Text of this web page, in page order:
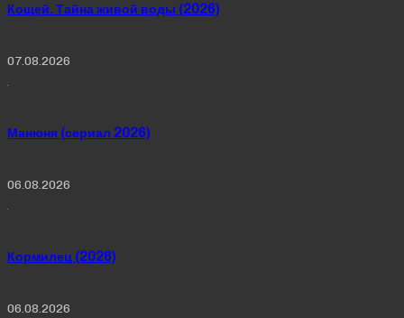
Кощей. Тайна живой воды (2026)
07.08.2026
Манюня (сериал 2026)
06.08.2026
Кормилец (2026)
06.08.2026